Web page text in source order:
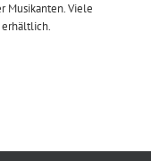
Musikanten. Viele